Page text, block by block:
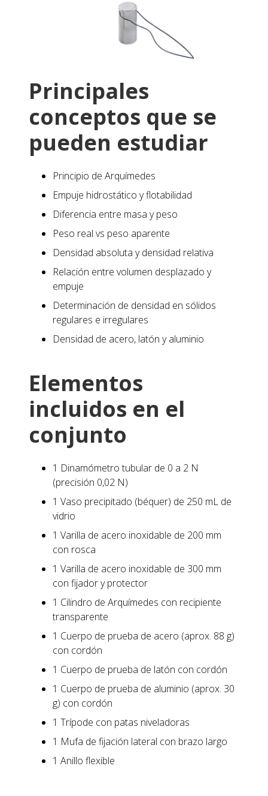
Principales
conceptos que se
pueden estudiar
Principio de Arquímedes
Empuje hidrostático y flotabilidad
Diferencia entre masa y peso
Peso real vs peso aparente
Densidad absoluta y densidad relativa
Relación entre volumen desplazado y
empuje
Determinación de densidad en sólidos
regulares e irregulares
Densidad de acero, latón y aluminio
Elementos
incluidos en el
conjunto
1 Dinamómetro tubular de 0 a 2 N
(precisión 0,02 N)
1 Vaso precipitado (béquer) de 250 mL de
vidrio
1 Varilla de acero inoxidable de 200 mm
con rosca
1 Varilla de acero inoxidable de 300 mm
con fijador y protector
1 Cilindro de Arquímedes con recipiente
transparente
1 Cuerpo de prueba de acero (aprox. 88 g)
con cordón
1 Cuerpo de prueba de latón con cordón
1 Cuerpo de prueba de aluminio (aprox. 30
g) con cordón
1 Trípode con patas niveladoras
1 Mufa de fijación lateral con brazo largo
1 Anillo flexible